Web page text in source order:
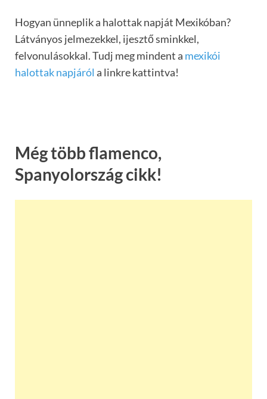
Hogyan ünneplik a halottak napját Mexikóban?
Látványos jelmezekkel, ijesztő sminkkel,
felvonulásokkal. Tudj meg mindent a mexikói
halottak napjáról a linkre kattintva!
Még több flamenco,
Spanyolország cikk!